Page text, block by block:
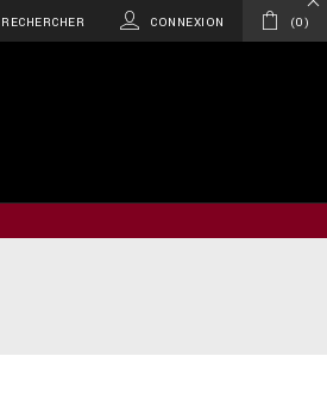
RECHERCHER CONNEXION 0